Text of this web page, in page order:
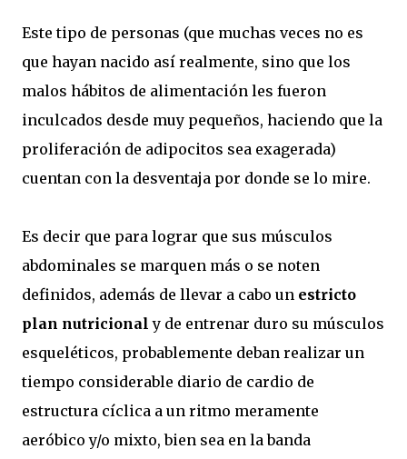
Este tipo de personas (que muchas veces no es
que hayan nacido así realmente, sino que los
malos hábitos de alimentación les fueron
inculcados desde muy pequeños, haciendo que la
proliferación de adipocitos sea exagerada)
cuentan con la desventaja por donde se lo mire.
Es decir que para lograr que sus músculos
abdominales se marquen más o se noten
definidos, además de llevar a cabo un estricto
plan nutricional y de entrenar duro su músculos
esqueléticos, probablemente deban realizar un
tiempo considerable diario de cardio de
estructura cíclica a un ritmo meramente
aeróbico y/o mixto, bien sea en la banda